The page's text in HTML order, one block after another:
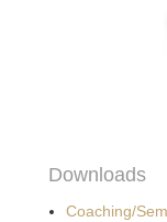
Downloads
Coaching/